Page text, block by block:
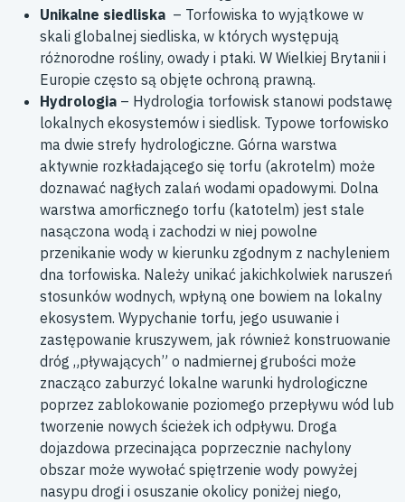
Unikalne siedliska – Torfowiska to wyjątkowe w
skali globalnej siedliska, w których występują
różnorodne rośliny, owady i ptaki. W Wielkiej Brytanii i
Europie często są objęte ochroną prawną.
Hydrologia – Hydrologia torfowisk stanowi podstawę
lokalnych ekosystemów i siedlisk. Typowe torfowisko
ma dwie strefy hydrologiczne. Górna warstwa
aktywnie rozkładającego się torfu (akrotelm) może
doznawać nagłych zalań wodami opadowymi. Dolna
warstwa amorficznego torfu (katotelm) jest stale
nasączona wodą i zachodzi w niej powolne
przenikanie wody w kierunku zgodnym z nachyleniem
dna torfowiska. Należy unikać jakichkolwiek naruszeń
stosunków wodnych, wpłyną one bowiem na lokalny
ekosystem. Wypychanie torfu, jego usuwanie i
zastępowanie kruszywem, jak również konstruowanie
dróg „pływających” o nadmiernej grubości może
znacząco zaburzyć lokalne warunki hydrologiczne
poprzez zablokowanie poziomego przepływu wód lub
tworzenie nowych ścieżek ich odpływu. Droga
dojazdowa przecinająca poprzecznie nachylony
obszar może wywołać spiętrzenie wody powyżej
nasypu drogi i osuszanie okolicy poniżej niego,